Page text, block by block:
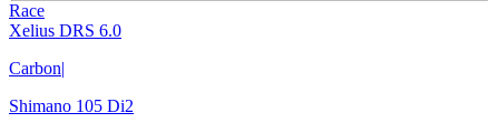
Race
Xelius DRS 6.0
Carbon|
Shimano 105 Di2